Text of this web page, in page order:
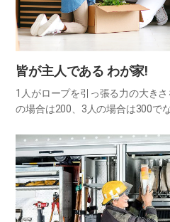
皆が主人である わが家!
1人がロープを引っ張る力の大き
の場合は200、3人の場合は300で
の時は85%、8人の時はわずか